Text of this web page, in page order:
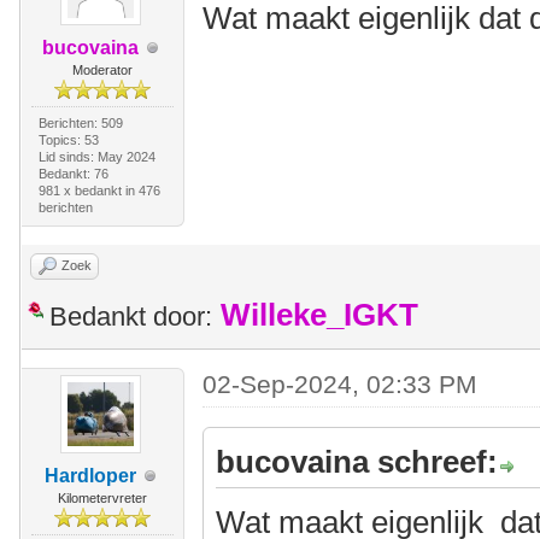
bucovaina
Moderator
Berichten: 509
Topics: 53
Lid sinds: May 2024
Bedankt: 76
981 x bedankt in 476
berichten
Wat maakt eigenlijk dat
Zoek
Bedankt door: Willeke_IGKT
Hardloper
Kilometervreter
02-Sep-2024, 02:33 PM
bucovaina schreef:
Wat maakt eigenlijk